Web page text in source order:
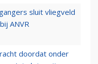
sluit vliegveld
ANVR
doordat onder